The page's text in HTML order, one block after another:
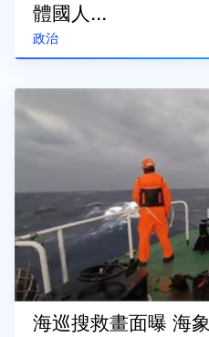
政治
體國人...
海巡搜救畫面曝 海